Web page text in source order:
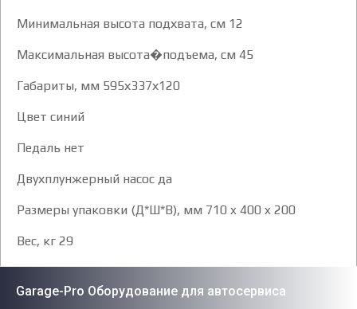
Минимальная высота подхвата, см 12
Максимальная высота�подъема, см 45
Габариты, мм 595х337х120
Цвет синий
Педаль нет
Двухплунжерный насос да
Размеры упаковки (Д*Ш*В), мм 710 x 400 x 200
Вес, кг 29
Garage-Pro Оборудование для автосервиса